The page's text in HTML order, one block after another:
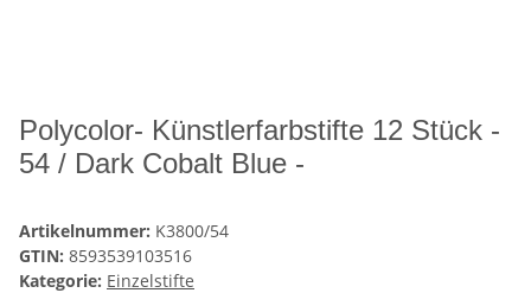
Polycolor- Künstlerfarbstifte 12 Stück -
54 / Dark Cobalt Blue -
Artikelnummer: K3800/54
GTIN: 8593539103516
Kategorie: Einzelstifte